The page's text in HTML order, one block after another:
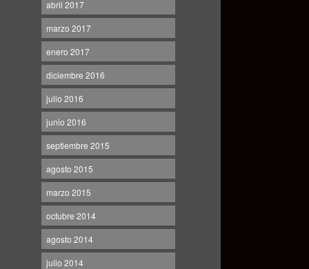
abril 2017
marzo 2017
enero 2017
diciembre 2016
julio 2016
junio 2016
septiembre 2015
agosto 2015
marzo 2015
octubre 2014
agosto 2014
julio 2014